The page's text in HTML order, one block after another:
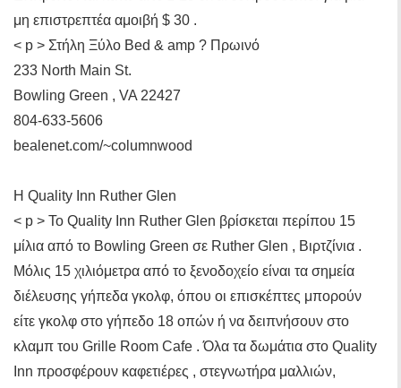
μη επιστρεπτέα αμοιβή $ 30 .
< p > Στήλη Ξύλο Bed & amp ? Πρωινό
233 North Main St.
Bowling Green , VA 22427
804-633-5606
bealenet.com/~columnwood
Η Quality Inn Ruther Glen
< p > Το Quality Inn Ruther Glen βρίσκεται περίπου 15
μίλια από το Bowling Green σε Ruther Glen , Βιρτζίνια .
Μόλις 15 χιλιόμετρα από το ξενοδοχείο είναι τα σημεία
διέλευσης γήπεδα γκολφ, όπου οι επισκέπτες μπορούν
είτε γκολφ στο γήπεδο 18 οπών ή να δειπνήσουν στο
κλαμπ του Grille Room Cafe . Όλα τα δωμάτια στο Quality
Inn προσφέρουν καφετιέρες , στεγνωτήρα μαλλιών,